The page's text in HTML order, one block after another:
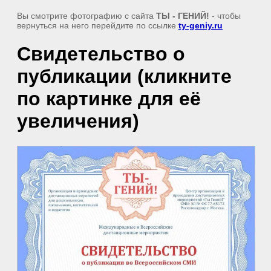
Вы смотрите фотографию с сайта ТЫ - ГЕНИЙ! - чтобы
вернуться на него перейдите по ссылке ty-geniy.ru
Свидетельство о
публикации (кликните
по картинке для её
увеличения)